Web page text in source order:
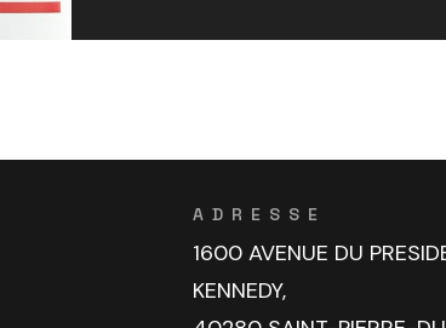
ADRESSE
1600 AVENUE DU
KENNEDY,